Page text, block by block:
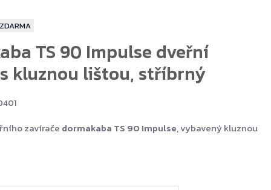
ZDARMA
TS 90 Impulse dveřní
kluznou lištou, stříbrný
zavírače dormakaba TS 90 Impulse, vybavený kluznou